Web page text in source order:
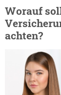
Worauf
achten?